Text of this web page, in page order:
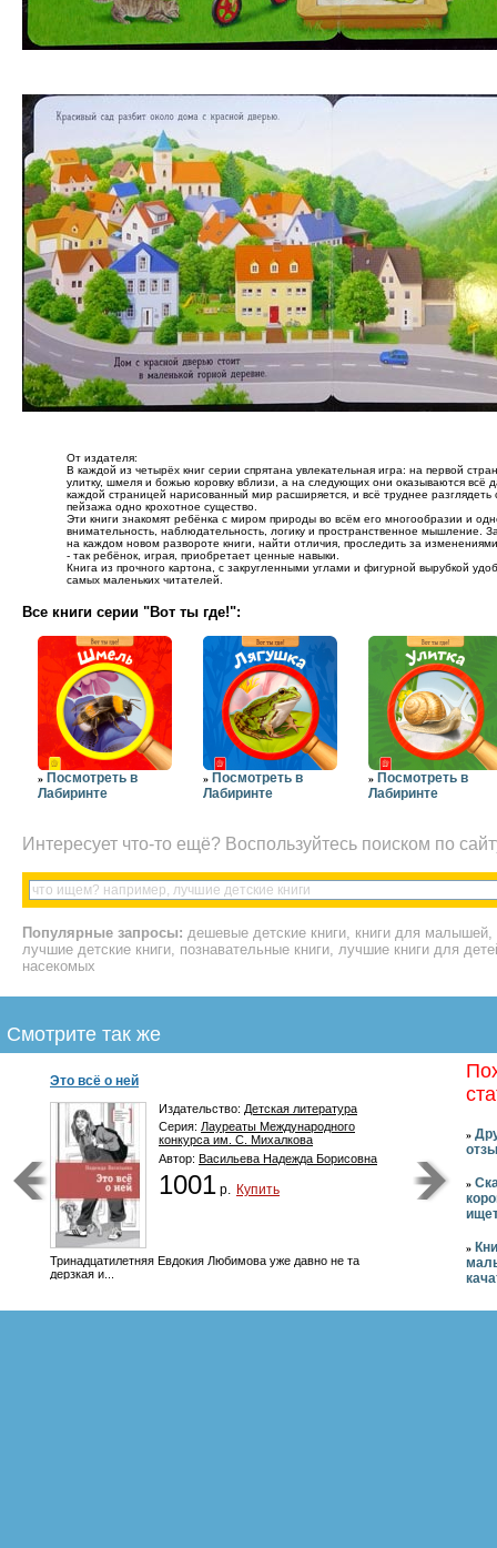
От издателя:
В каждой из четырёх книг серии спрятана увлекательная игра: на первой
улитку, шмеля и божью коровку вблизи, а на следующих они оказываются всё
каждой страницей нарисованный мир расширяется, и всё труднее
пейзажа одно крохотное существо.
Эти книги знакомят ребёнка с миром природы во всём его многообразии и
внимательность, наблюдательность, логику и пространственное мышление.
на каждом новом развороте книги, найти отличия, проследить за
- так ребёнок, играя, приобретает ценные навыки.
Книга из прочного картона, с закругленными углами и фигурной вырубкой
самых маленьких читателей.
Все книги серии "Вот ты где!":
» Посмотреть в
Лабиринте
» Посмотреть в
Лабиринте
» Посмотреть в
Лабиринте
Интересует что-то ещё? Воспользуйтесь поиском по
Популярные запросы: дешевые детские книги, книги для малышей,
лучшие детские книги, познавательные книги, лучшие книги для
насекомых
Смотрите так же
Это всё о ней
Издательство: Детская литература
Серия: Лауреаты Международного
конкурса им. С. Михалкова
Автор: Васильева Надежда Борисовна
1001 р. Купить
Тринадцатилетняя Евдокия Любимова уже давно не та
дерзкая и...
»
»
»